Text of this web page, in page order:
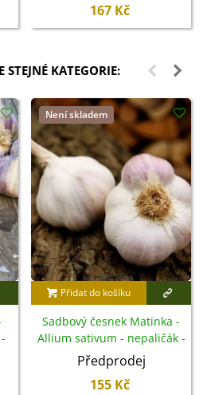
167 Kč
KATEGORIE:
Není skladem
Přidat do košíku
Sadbový česnek Matinka -
Allium sativum - nepaličák -
cibule česneku - 1 balení
Předprodej
155 Kč